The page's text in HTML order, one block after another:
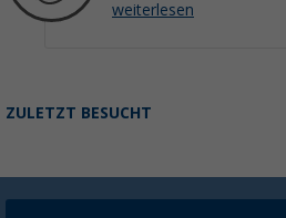
weiterlesen
ZULETZT BESUCHT